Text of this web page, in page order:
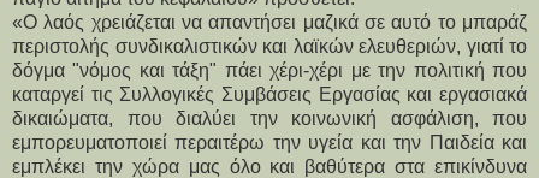
«Ο λαός χρειάζεται να απαντήσει μαζικά σε αυτό το μπαράζ
περιστολής συνδικαλιστικών και λαϊκών ελευθεριών, γιατί το
δόγμα "νόμος και τάξη" πάει χέρι-χέρι με την πολιτική που
καταργεί τις Συλλογικές Συμβάσεις Εργασίας και εργασιακά
δικαιώματα, που διαλύει την κοινωνική ασφάλιση, που
εμπορευματοποιεί περαιτέρω την υγεία και την Παιδεία και
εμπλέκει την χώρα μας όλο και βαθύτερα στα επικίνδυνα